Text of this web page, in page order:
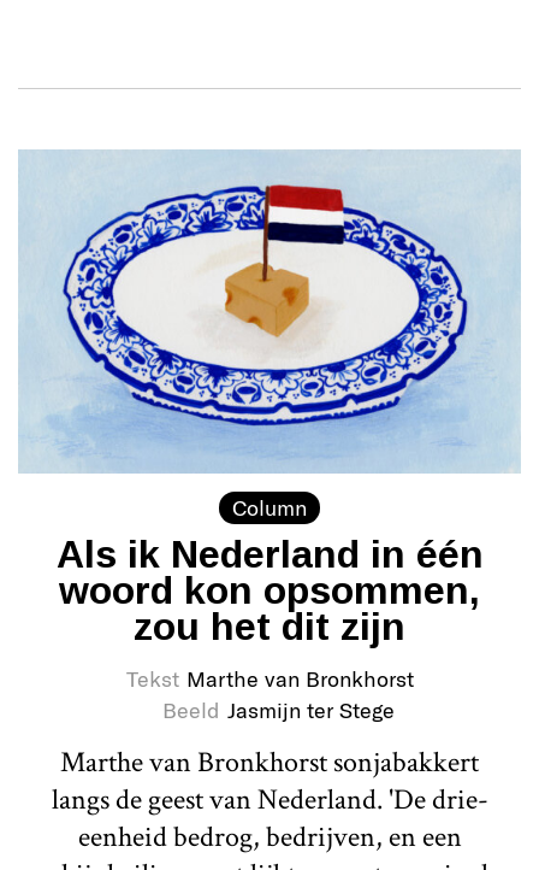
Column
Als ik Nederland in één
woord kon opsommen,
zou het dit zijn
Tekst Marthe van Bronkhorst
Beeld Jasmijn ter Stege
Marthe van Bronkhorst sonjabakkert
langs de geest van Nederland. 'De drie-
eenheid bedrog, bedrijven, en een